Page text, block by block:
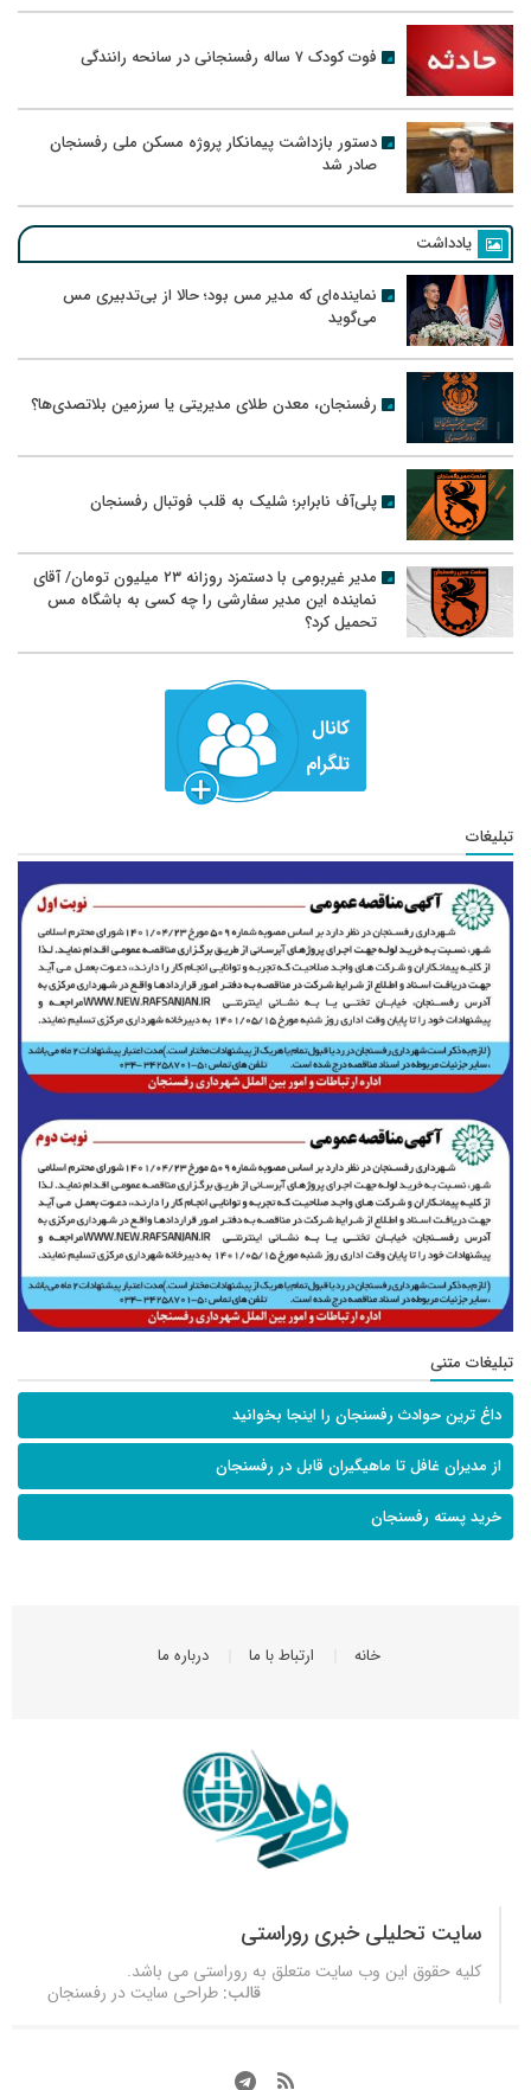
فوت کودک ۷ ساله رفسنجانی در سانحه رانندگی
دستور بازداشت پیمانکار پروژه مسکن ملی رفسنجان
صادر شد
یادداشت
نماینده‌ای که مدیر مس بود؛ حالا از بی‌تدبیری مس
می‌گوید
رفسنجان، معدن طلای مدیریتی یا سرزمین بلاتصدی‌ها؟
پلی‌آف نابرابر؛ شلیک به قلب فوتبال رفسنجان
مدیر غیربومی با دستمزد روزانه ۲۳ میلیون تومان/ آقای
نماینده این مدیر سفارشی را چه کسی به باشگاه مس
تحمیل کرد؟
تبلیغات
تبلیغات متنی
داغ ترین حوادث رفسنجان را اینجا بخوانید
از مدیران غافل تا ماهیگیران قابل در رفسنجان
خرید پسته رفسنجان
خانه ارتباط با ما درباره ما
سایت تحلیلی خبری روراستی
کلیه حقوق این وب سایت متعلق به روراستی می باشد.
قالب: طراحی سایت در رفسنجان